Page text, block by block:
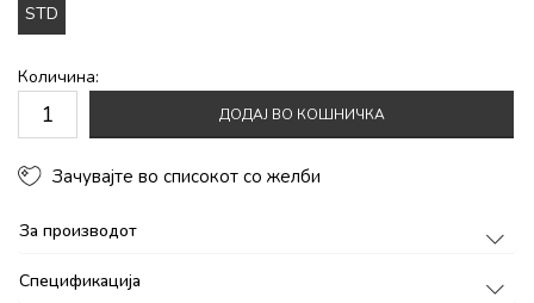
STD
Количина:
ДОДАЈ ВО КОШНИЧКА
Зачувајте во списокот со желби
За производот
Спецификација